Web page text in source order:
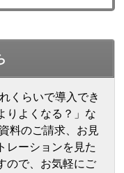
くらいで導入でき
りよくなる？」な
料のご請求、お見
レーションを見た
ので、お気軽にご